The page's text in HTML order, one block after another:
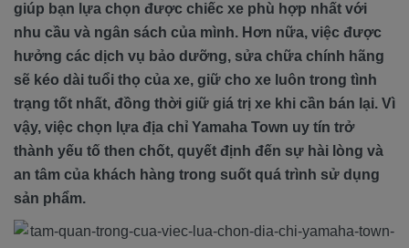
giúp bạn lựa chọn được chiếc xe phù hợp nhất với
nhu cầu và ngân sách của mình. Hơn nữa, việc được
hưởng các dịch vụ bảo dưỡng, sửa chữa chính hãng
sẽ kéo dài tuổi thọ của xe, giữ cho xe luôn trong tình
trạng tốt nhất, đồng thời giữ giá trị xe khi cần bán lại. Vì
vậy, việc chọn lựa địa chỉ Yamaha Town uy tín trở
thành yếu tố then chốt, quyết định đến sự hài lòng và
an tâm của khách hàng trong suốt quá trình sử dụng
sản phẩm.